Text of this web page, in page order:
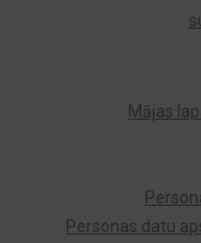
Mājas
Personas datu